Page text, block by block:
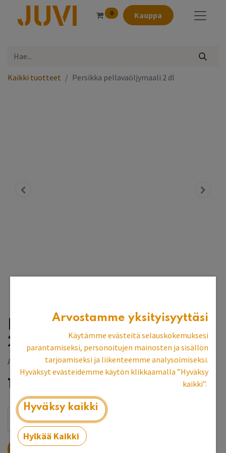
0 Kauppa
Kaikki tuotteet Persikka pellavaöljymaali 2 dl
Persikka pellavaöljymaali
2 dl
Allbäck
10,36
LISÄÄ OSTOSKORIIN
Arvostamme yksityisyyttäsi
Käytämme evästeitä selauskokemuksesi
parantamiseksi, personoitujen mainosten ja sisällön
tarjoamiseksi ja liikenteemme analysoimiseksi.
Hyväksyt evästeidemme käytön klikkaamalla ”Hyväksy
kaikki”.
Hyväksy kaikki
Hylkää Kaikki